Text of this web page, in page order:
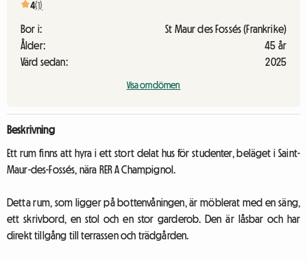
4(1)
Bor i:
St Maur des Fossés (Frankrike)
Ålder:
45 år
Värd sedan:
2025
Visa omdömen
Beskrivning
Ett rum finns att hyra i ett stort delat hus för studenter, beläget i Saint-
Maur-des-Fossés, nära RER A Champignol.
Detta rum, som ligger på bottenvåningen, är möblerat med en säng,
ett skrivbord, en stol och en stor garderob. Den är låsbar och har
direkt tillgång till terrassen och trädgården.